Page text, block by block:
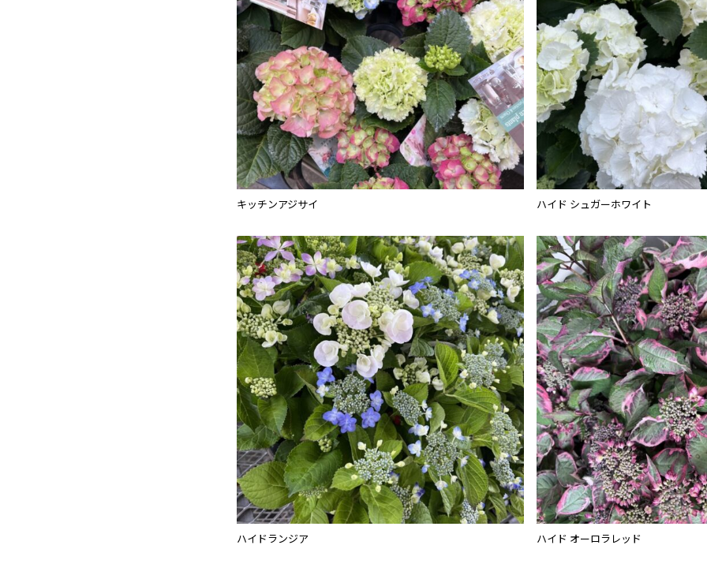
キッチンアジサイ ハイド シュガーホワイト
ハイドランジア ハイド オーロラレッド